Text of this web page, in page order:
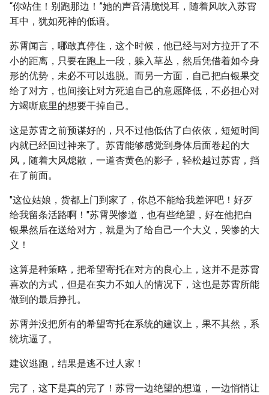
“你站住！别跑那边！”她的声音清脆悦耳，随着风吹入苏霄
耳中，犹如死神的低语。
苏霄闻言，哪敢真停住，这个时候，他已经与对方拉开了不
小的距离，只要在跑上一段，躲入草丛，然后凭借着如今身
形的优势，未必不可以逃脱。而另一方面，自己把白银果交
给了对方，也间接让对方死追自己的意愿降低，不必担心对
方竭嘶底里的想要干掉自己。
这是苏霄之前预谋好的，只不过他低估了白依依，短短时间
内就已经回过神来了。苏霄能够感觉到身体后面卷起的大
风，随着大风熄散，一道杏黄色的影子，轻松越过苏霄，挡
在了前面。
"这位姑娘，货都上门到家了，你总不能给我差评吧！好歹
给我留条活路啊！"苏霄哭惨道，也有些绝望，好在他把白
银果然后在送给对方，就是为了给自己一个大义，哭惨的大
义！
这算是种策略，把希望寄托在对方的良心上，这并不是苏霄
喜欢的方式，但是在实力不如人的情况下，这也是苏霄所能
做到的最后挣扎。
苏霄并没把所有的希望寄托在系统的建议上，果不其然，系
统坑逼了。
建议逃跑，结果是逃不过人家！
完了，这下是真的完了！苏霄一边绝望的想道，一边悄悄让